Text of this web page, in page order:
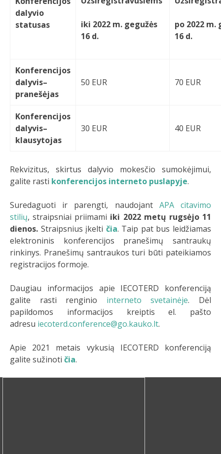
dalyvio
statusas
iki 2022 m. gegužės
16 d.
po 2022 m.
16 d.
Konferencijos
dalyvis–
pranešėjas
50 EUR 70 EUR
Konferencijos
dalyvis–
klausytojas
30 EUR 40 EUR
Rekvizitus, skirtus dalyvio mokesčio sumokėjimui,
galite rasti konferencijos interneto puslapyje.
Suredaguoti ir parengti, naudojant APA citavimo
stilių, straipsniai priimami iki 2022 metų rugsėjo 11
dienos. Straipsnius įkelti čia. Taip pat bus leidžiamas
elektroninis konferencijos pranešimų santraukų
rinkinys. Pranešimų santraukos turi būti pateikiamos
registracijos formoje.
Daugiau informacijos apie IECOTERD konferenciją
galite rasti renginio interneto svetainėje. Dėl
papildomos informacijos kreiptis el. pašto
adresu iecoterd.conference@go.kauko.lt.
Apie 2021 metais vykusią IECOTERD konferenciją
galite sužinoti čia.